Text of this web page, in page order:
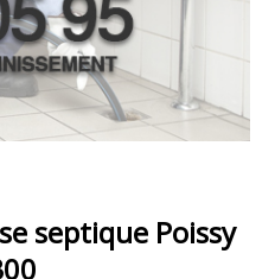
septique Poissy